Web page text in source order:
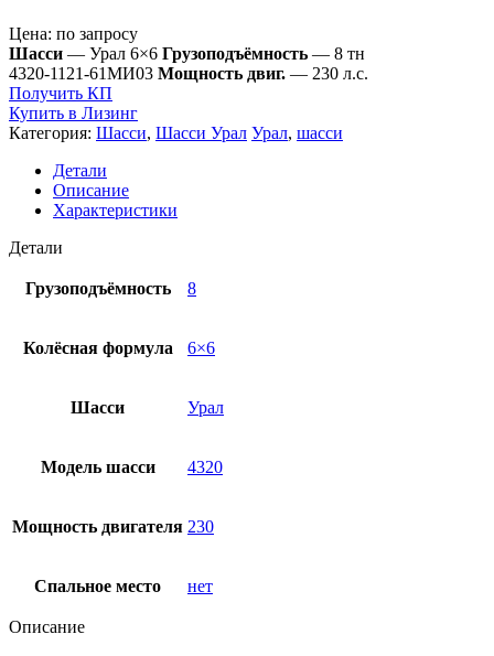
Цена: по запросу
Шасси — Урал 6×6 Грузоподъёмность — 8 тн
4320-1121-61МИ03 Мощность двиг. — 230 л.с.
Получить КП
Купить в Лизинг
Категория: Шасси, Шасси Урал Урал, шасси
Детали
Описание
Характеристики
Детали
Грузоподъёмность 8
Колёсная формула 6×6
Шасси Урал
Модель шасси 4320
Мощность двигателя 230
Спальное место нет
Описание